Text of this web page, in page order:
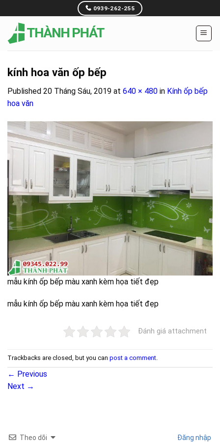
to
content
0939-262-255
kính hoa văn ốp bếp
Published 20 Tháng Sáu, 2019 at 640 × 480 in Kính ốp bếp
hoa văn
mẫu kính ốp bếp màu xanh kèm họa tiết đẹp
mẫu kính ốp bếp màu xanh kèm họa tiết đẹp
Đánh giá attachment
Trackbacks are closed, but you can post a comment
← Previous
Next →
Theo dõi Đăng nhập